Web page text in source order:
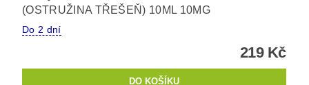
(OSTRUŽINA TŘEŠEŇ) 10ML 10MG
Do 2 dní
219 Kč